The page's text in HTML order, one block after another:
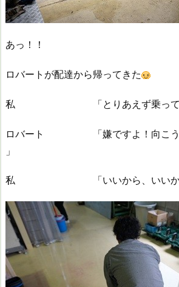
あっ！！
ロバートが配達から帰ってきた
私 「とりあえず乗ってみ
ロバート 「嫌ですよ！向こうか
」
私 「いいから、いいか